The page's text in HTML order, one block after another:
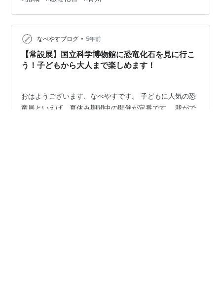
あ、つくりかけ放置と壊しかけ放置はよくあること。 こ
れは、今回泊まった鉄道駅徒歩1分のところにある臨沂の
宿から見た風景。朝、さわやかな目覚めとともにカーテ
ンを開けて窓の外を見ると、見渡す限りの廃ビル。びっ
くり。旦那曰く「北斗の拳」 話を諸城にもどします。 放
置するなら入れてくれたらいいのに、と思い…
なべやすブログ • 5年前
【常設展】国立科学博物館に恐竜化石を見に行こ
う！子どもから大人まで楽しめます！